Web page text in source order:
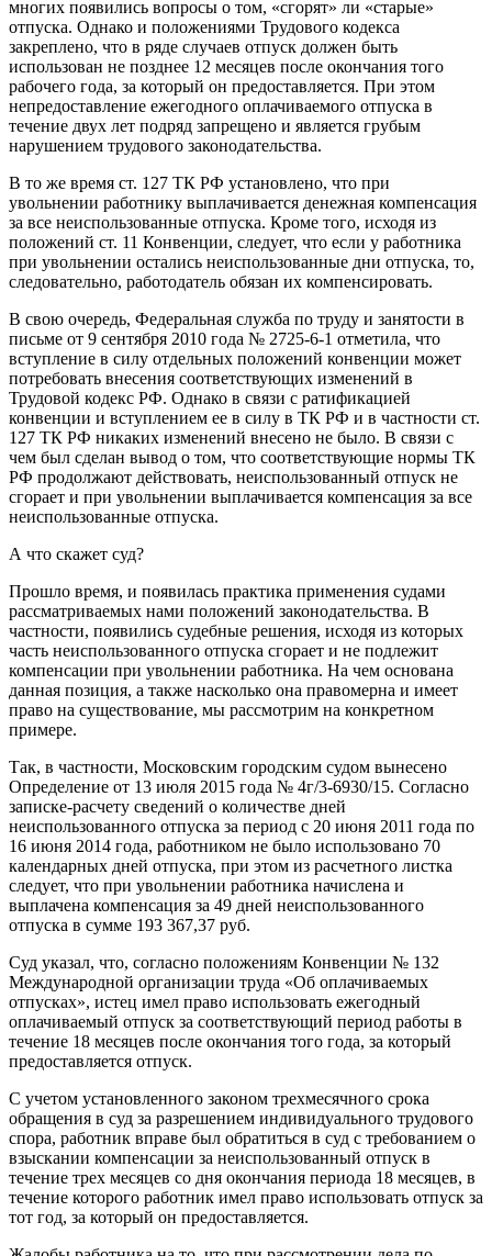
многих появились вопросы о том, «сгорят» ли «старые»
отпуска. Однако и положениями Трудового кодекса
закреплено, что в ряде случаев отпуск должен быть
использован не позднее 12 месяцев после окончания того
рабочего года, за который он предоставляется. При этом
непредоставление ежегодного оплачиваемого отпуска в
течение двух лет подряд запрещено и является грубым
нарушением трудового законодательства.
В то же время ст. 127 ТК РФ установлено, что при
увольнении работнику выплачивается денежная компенсация
за все неиспользованные отпуска. Кроме того, исходя из
положений ст. 11 Конвенции, следует, что если у работника
при увольнении остались неиспользованные дни отпуска, то,
следовательно, работодатель обязан их компенсировать.
В свою очередь, Федеральная служба по труду и занятости в
письме от 9 сентября 2010 года № 2725-6-1 отметила, что
вступление в силу отдельных положений конвенции может
потребовать внесения соответствующих изменений в
Трудовой кодекс РФ. Однако в связи с ратификацией
конвенции и вступлением ее в силу в ТК РФ и в частности ст.
127 ТК РФ никаких изменений внесено не было. В связи с
чем был сделан вывод о том, что соответствующие нормы ТК
РФ продолжают действовать, неиспользованный отпуск не
сгорает и при увольнении выплачивается компенсация за все
неиспользованные отпуска.
А что скажет суд?
Прошло время, и появилась практика применения судами
рассматриваемых нами положений законодательства. В
частности, появились судебные решения, исходя из которых
часть неиспользованного отпуска сгорает и не подлежит
компенсации при увольнении работника. На чем основана
данная позиция, а также насколько она правомерна и имеет
право на существование, мы рассмотрим на конкретном
примере.
Так, в частности, Московским городским судом вынесено
Определение от 13 июля 2015 года № 4г/3-6930/15. Согласно
записке-расчету сведений о количестве дней
неиспользованного отпуска за период с 20 июня 2011 года по
16 июня 2014 года, работником не было использовано 70
календарных дней отпуска, при этом из расчетного листка
следует, что при увольнении работника начислена и
выплачена компенсация за 49 дней неиспользованного
отпуска в сумме 193 367,37 руб.
Суд указал, что, согласно положениям Конвенции № 132
Международной организации труда «Об оплачиваемых
отпусках», истец имел право использовать ежегодный
оплачиваемый отпуск за соответствующий период работы в
течение 18 месяцев после окончания того года, за который
предоставляется отпуск.
С учетом установленного законом трехмесячного срока
обращения в суд за разрешением индивидуального трудового
спора, работник вправе был обратиться в суд с требованием о
взыскании компенсации за неиспользованный отпуск в
течение трех месяцев со дня окончания периода 18 месяцев, в
течение которого работник имел право использовать отпуск за
тот год, за который он предоставляется.